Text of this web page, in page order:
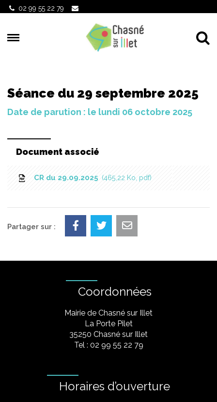
Gestion des traceurs
02 99 55 22 79
Séance du 29 septembre 2025
Date de parution : le lundi 06 octobre 2025
Document associé
CR du 29.09.2025 465,22 Ko, pdf
Partager sur :
Coordonnées
Mairie de Chasné sur Illet
La Porte Pilet
35250 Chasné sur Illet
Tel : 02 99 55 22 79
Horaires d’ouverture